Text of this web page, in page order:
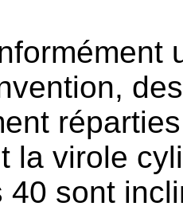
la virole
40 sont